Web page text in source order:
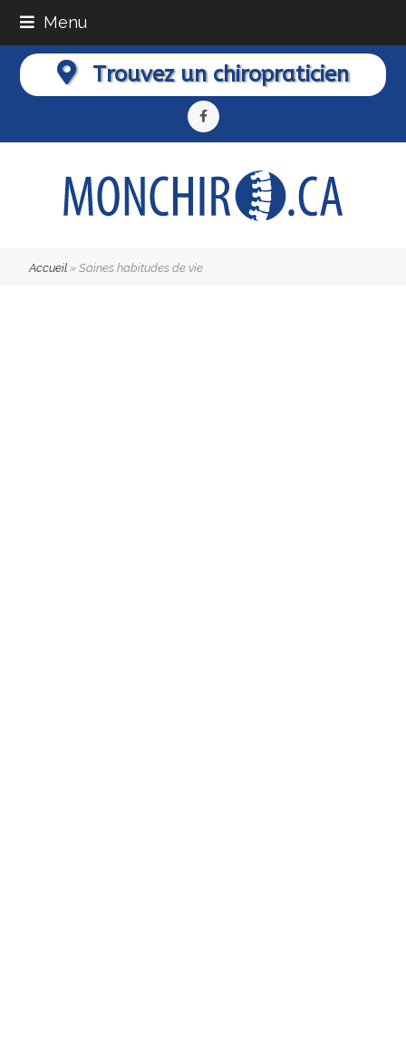
Menu
Trouvez un chiropraticien
Facebook
Accueil »Saines habitudes de vie